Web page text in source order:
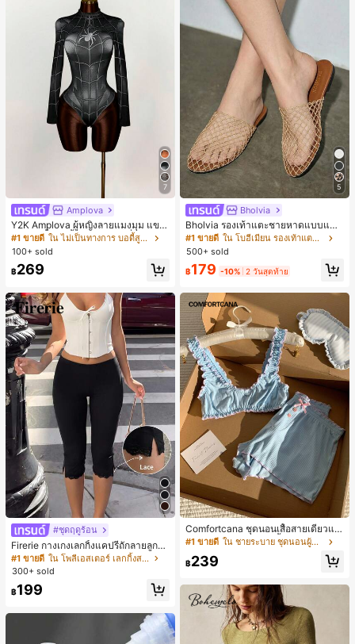
7
Amplova
Y2K Amplova ผู้หญิงลายแมงมุม แขน
ยาว คอตั้ง บอดี้สูท, สไตล์แฟชั่นดาร์ก
บอดี้สูทผู้หญิง บอดี้สูทฮาโลวีน บอดี้สูท
ลายใยแมงมุม
#1 ขายดี
ใน ไม่เป็นทางการ บอดี้สูทผู้หญิง
100+ sold
฿269
#ชุดฤดูร้อน
Firerie กางเกงเลกกิ้งแคปรีถักลายลูกไม้
สีดำหรูหราสำหรับผู้หญิง อเนกประสงค์
สำหรับกีฬา แฟชั่น ชายหาด เทศกาลด
#1 ขายดี
ใน โพลีเอสเตอร์ เลกกิ้งสตรี
300+ sold
฿199
5
Bholvia
Bholvia รองเท้าแตะชายหาดแบบแบน
สบาย ๆ ลายฉลุมาใหม่สำหรับผู้หญิง
#1 ขายดี
ใน โบฮีเมียน รองเท้าแตะผู้หญิง
500+ sold
฿179 -10% 2 วันสุดท้าย
Comfortcana ชุดนอนเสื้อสายเดี่ยวแต่
งระบายและกางเกงขาสั้นสำหรับผู้หญิง
#1 ขายดี ใน ชายระบาย ชุดนอนผู้หญิง
฿239